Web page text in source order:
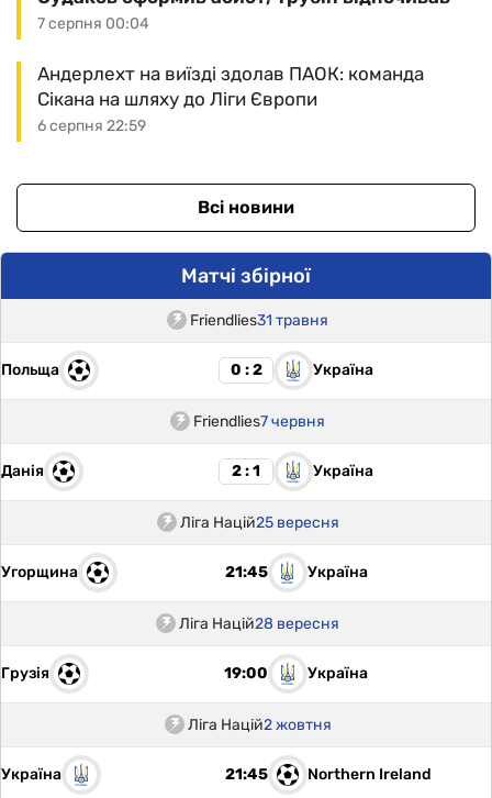
7 серпня 00:04
6 серпня 22:59
Андерлехт на виїзді здолав ПАОК: команда
Сікана на шляху до Ліги Європи
Всі новини
Матчі збірної
Friendlies31 травня
Польща 0 : 2 Україна
Friendlies7 червня
Данія 2 : 1 Україна
Ліга Націй25 вересня
Угорщина 21:45 Україна
Ліга Націй28 вересня
Грузія 19:00 Україна
Ліга Націй2 жовтня
Україна 21:45 Northern Ireland